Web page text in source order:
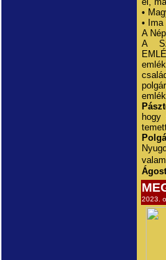
•
•
A
A
hogy
2023.